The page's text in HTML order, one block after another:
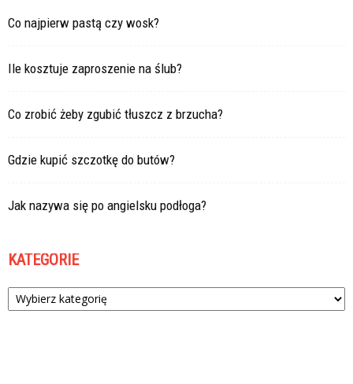
Co najpierw pastą czy wosk?
Ile kosztuje zaproszenie na ślub?
Co zrobić żeby zgubić tłuszcz z brzucha?
Gdzie kupić szczotkę do butów?
Jak nazywa się po angielsku podłoga?
KATEGORIE
Kategorie